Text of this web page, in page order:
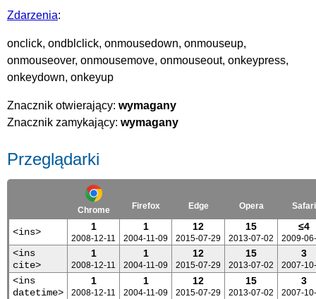
Zdarzenia:
onclick, ondblclick, onmousedown, onmouseup,
onmouseover, onmousemove, onmouseout, onkeypress,
onkeydown, onkeyup
Znacznik otwierający: wymagany
Znacznik zamykający: wymagany
Przeglądarki
Chrome Firefox Edge Opera Safari
<ins> 1
2008-12-11
1
2004-11-09
12
2015-07-29
15
2013-07-02
≤4
2009-
<ins
cite>
1
2008-12-11
1
2004-11-09
12
2015-07-29
15
2013-07-02
3
2007-
<ins
datetime>
1
2008-12-11
1
2004-11-09
12
2015-07-29
15
2013-07-02
3
2007-